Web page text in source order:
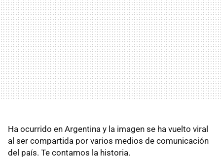
Ha ocurrido en Argentina y la imagen se ha vuelto viral
al ser compartida por varios medios de comunicación
del país. Te contamos la historia.